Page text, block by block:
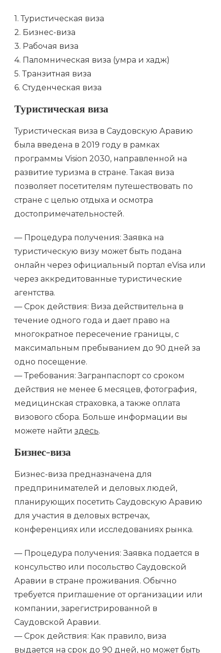
1. Туристическая виза
2. Бизнес-виза
3. Рабочая виза
4. Паломническая виза (умра и хадж)
5. Транзитная виза
6. Студенческая виза
Туристическая виза
Туристическая виза в Саудовскую Аравию
была введена в 2019 году в рамках
программы Vision 2030, направленной на
развитие туризма в стране. Такая виза
позволяет посетителям путешествовать по
стране с целью отдыха и осмотра
достопримечательностей.
— Процедура получения: Заявка на
туристическую визу может быть подана
онлайн через официальный портал eVisa или
через аккредитованные туристические
агентства.
— Срок действия: Виза действительна в
течение одного года и дает право на
многократное пересечение границы, с
максимальным пребыванием до 90 дней за
одно посещение.
— Требования: Загранпаспорт со сроком
действия не менее 6 месяцев, фотография,
медицинская страховка, а также оплата
визового сбора. Больше информации вы
можете найти здесь.
Бизнес-виза
Бизнес-виза предназначена для
предпринимателей и деловых людей,
планирующих посетить Саудовскую Аравию
для участия в деловых встречах,
конференциях или исследованиях рынка.
— Процедура получения: Заявка подается в
консульство или посольство Саудовской
Аравии в стране проживания. Обычно
требуется приглашение от организации или
компании, зарегистрированной в
Саудовской Аравии.
— Срок действия: Как правило, виза
выдается на срок до 90 дней, но может быть